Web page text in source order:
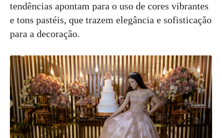
tendências apontam para o uso de cores vibrantes
e tons pastéis, que trazem elegância e sofisticação
para a decoração.